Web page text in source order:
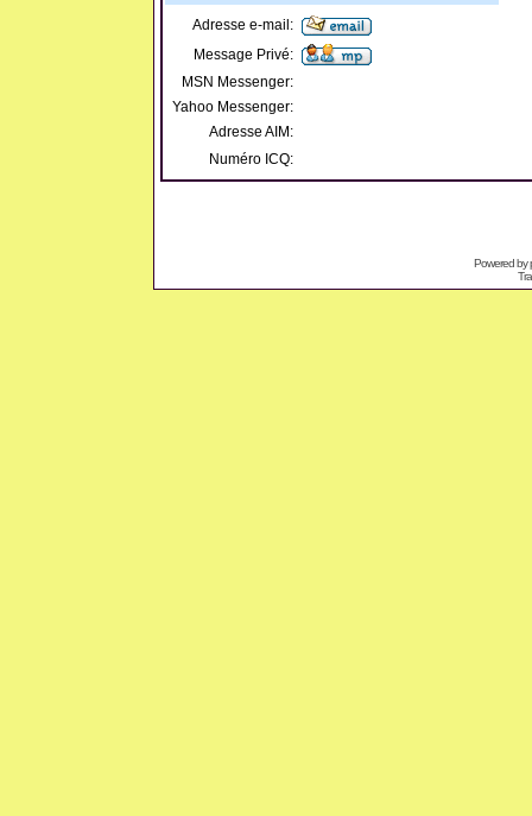
Adresse e-mail:
Message Privé:
MSN Messenger:
Yahoo Messenger:
Adresse AIM:
Numéro ICQ:
Powered by